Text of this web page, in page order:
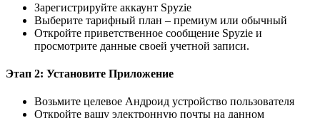
Зарегистрируйте аккаунт Spyzie
Выберите тарифный план – премиум или обычный
Откройте приветственное сообщение Spyzie и
просмотрите данные своей учетной записи.
Этап 2: Установите Приложение
Возьмите целевое Андроид устройство пользователя
Откройте вашу электронную почты на данном